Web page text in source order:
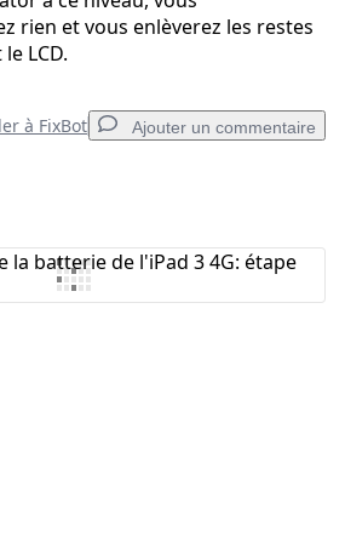
rien et vous enlèverez les restes
LCD.
à FixBot Ajouter un commentaire